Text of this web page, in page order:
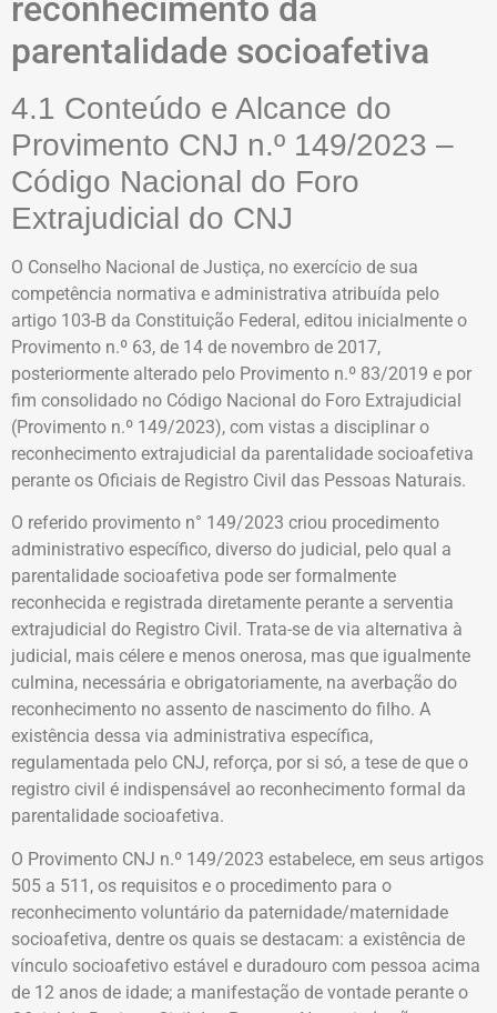
reconhecimento da
parentalidade socioafetiva
4.1 Conteúdo e Alcance do
Provimento CNJ n.º 149/2023 –
Código Nacional do Foro
Extrajudicial do CNJ
O Conselho Nacional de Justiça, no exercício de sua
competência normativa e administrativa atribuída pelo
artigo 103-B da Constituição Federal, editou inicialmente o
Provimento n.º 63, de 14 de novembro de 2017,
posteriormente alterado pelo Provimento n.º 83/2019 e por
fim consolidado no Código Nacional do Foro Extrajudicial
(Provimento n.º 149/2023), com vistas a disciplinar o
reconhecimento extrajudicial da parentalidade socioafetiva
perante os Oficiais de Registro Civil das Pessoas Naturais.
O referido provimento n° 149/2023 criou procedimento
administrativo específico, diverso do judicial, pelo qual a
parentalidade socioafetiva pode ser formalmente
reconhecida e registrada diretamente perante a serventia
extrajudicial do Registro Civil. Trata-se de via alternativa à
judicial, mais célere e menos onerosa, mas que igualmente
culmina, necessária e obrigatoriamente, na averbação do
reconhecimento no assento de nascimento do filho. A
existência dessa via administrativa específica,
regulamentada pelo CNJ, reforça, por si só, a tese de que o
registro civil é indispensável ao reconhecimento formal da
parentalidade socioafetiva.
O Provimento CNJ n.º 149/2023 estabelece, em seus artigos
505 a 511, os requisitos e o procedimento para o
reconhecimento voluntário da paternidade/maternidade
socioafetiva, dentre os quais se destacam: a existência de
vínculo socioafetivo estável e duradouro com pessoa acima
de 12 anos de idade; a manifestação de vontade perante o